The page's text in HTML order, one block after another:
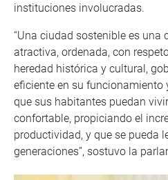
instituciones involucradas.
“Una ciudad sostenible es una
atractiva, ordenada, con
heredad histórica y cultural,
eficiente en su funcionamiento
que sus habitantes puedan
confortable, propiciando el
productividad, y que se pueda
generaciones”, sostuvo la